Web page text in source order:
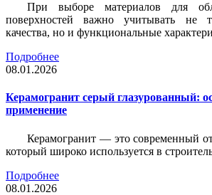
При выборе материалов для
поверхностей важно учитывать не
качества, но и функциональные
Подробнее
08.01.2026
Керамогранит серый глазурованный:
применение
Керамогранит — это современный
который широко используется в
Подробнее
08.01.2026